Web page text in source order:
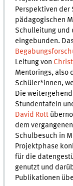
Perspektiven der
pädagogischen
Schulleitung und
eingebunden.
Leitung von
Mentorings, also
Schüler*innen,
Die
Stundentafeln
David Rott
dem
Schulbesuch in
Projektphase
für die
genutzt und
Publikationen